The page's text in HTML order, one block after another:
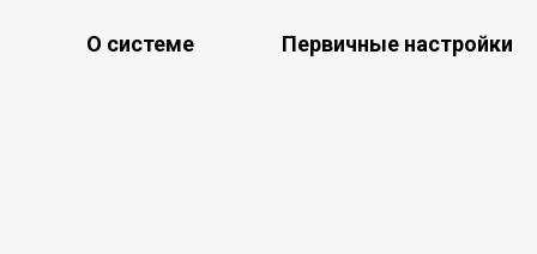
О системе Первичные настройки